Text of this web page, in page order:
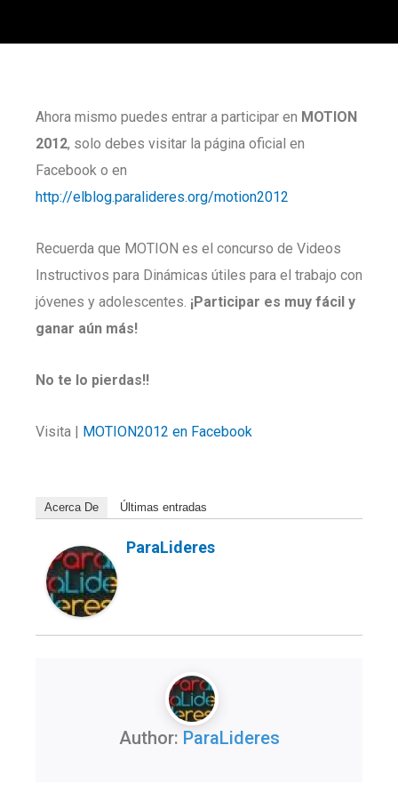
Ahora mismo puedes entrar a participar en MOTION
2012, solo debes visitar la página oficial en
Facebook o en
http://elblog.paralideres.org/motion2012
Recuerda que MOTION es el concurso de Videos
Instructivos para Dinámicas útiles para el trabajo con
jóvenes y adolescentes. ¡Participar es muy fácil y
ganar aún más!
No te lo pierdas!!
Visita | MOTION2012 en Facebook
Acerca De Últimas entradas
ParaLideres
Author: ParaLideres